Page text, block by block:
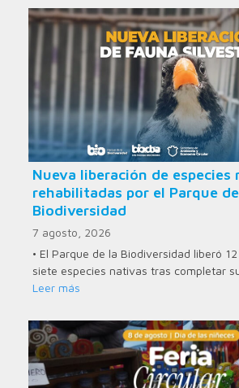
Nueva liberación de especies
rehabilitadas por el Parque
Biodiversidad
7 agosto, 2026
• El Parque de la Biodiversidad liberó
siete especies nativas tras completar
Leer más